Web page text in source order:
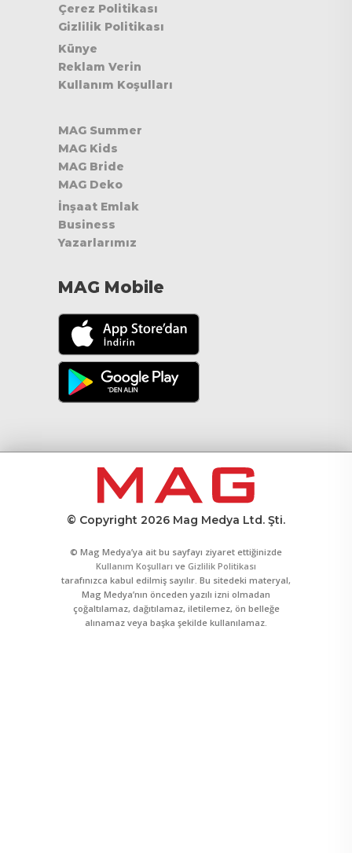
Çerez Politikası
Gizlilik Politikası
Künye
Reklam Verin
Kullanım Koşulları
MAG Summer
MAG Kids
MAG Bride
MAG Deko
İnşaat Emlak
Business
Yazarlarımız
MAG Mobile
© Copyright 2026 Mag Medya Ltd. Şti.
© Mag Medya’ya ait bu sayfayı ziyaret ettiğinizde
Kullanım Koşulları ve Gizlilik Politikası
tarafınızca kabul edilmiş sayılır. Bu sitedeki materyal,
Mag Medya’nın önceden yazılı izni olmadan
çoğaltılamaz, dağıtılamaz, iletilemez, ön belleğe
alınamaz veya başka şekilde kullanılamaz.